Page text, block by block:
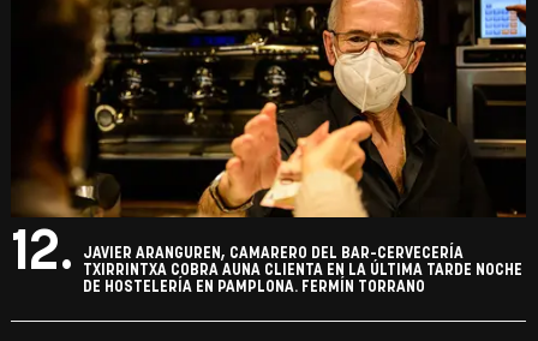
12.
JAVIER ARANGUREN, CAMARERO DEL BAR-CERVECERÍA
TXIRRINTXA COBRA AUNA CLIENTA EN LA ÚLTIMA TARDE NOCHE
DE HOSTELERÍA EN PAMPLONA. FERMÍN TORRANO